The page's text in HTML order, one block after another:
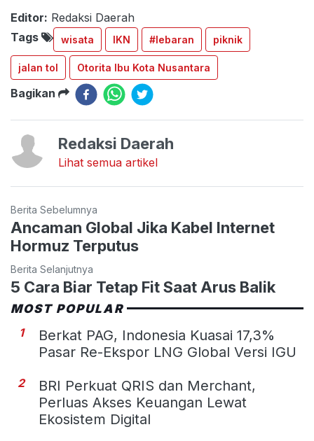
Editor: Redaksi Daerah
Tags
wisata IKN #lebaran piknik
jalan tol Otorita Ibu Kota Nusantara
Bagikan
Redaksi Daerah
Lihat semua artikel
Berita Sebelumnya
Ancaman Global Jika Kabel Internet
Hormuz Terputus
Berita Selanjutnya
5 Cara Biar Tetap Fit Saat Arus Balik
MOST POPULAR
1
Berkat PAG, Indonesia Kuasai 17,3%
Pasar Re-Ekspor LNG Global Versi IGU
2
BRI Perkuat QRIS dan Merchant,
Perluas Akses Keuangan Lewat
Ekosistem Digital